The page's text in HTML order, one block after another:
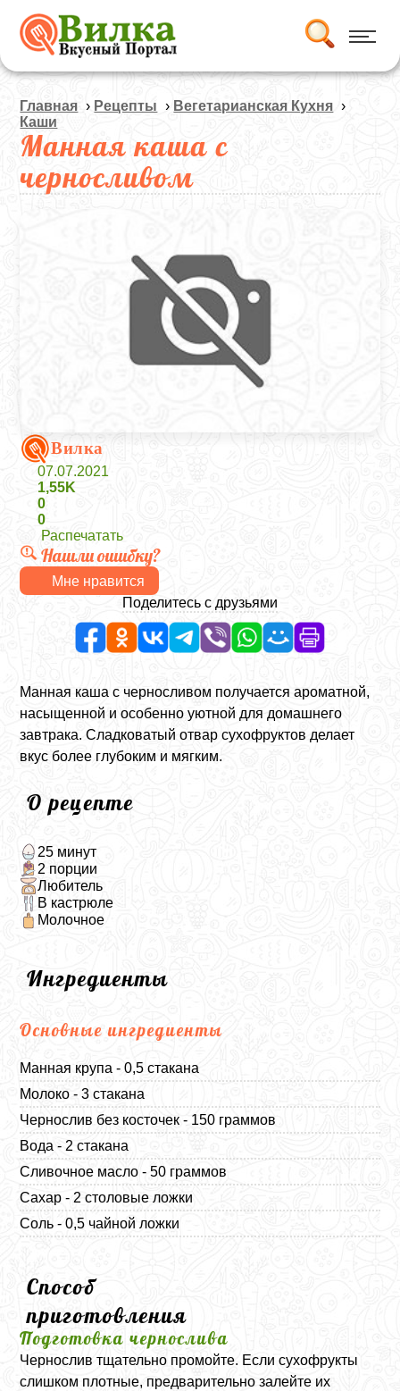
Главная › Рецепты › Вегетарианская Кухня ›
Каши
Манная каша с
черносливом
Вилка
07.07.2021
1,55K
0
0
Распечатать
Нашли ошибку?
Мне нравится
Поделитесь с друзьями
Манная каша с черносливом получается ароматной,
насыщенной и особенно уютной для домашнего
завтрака. Сладковатый отвар сухофруктов делает
вкус более глубоким и мягким.
О рецепте
25 минут
2 порции
Любитель
В кастрюле
Молочное
Ингредиенты
Основные ингредиенты
Манная крупа - 0,5 стакана
Молоко - 3 стакана
Чернослив без косточек - 150 граммов
Вода - 2 стакана
Сливочное масло - 50 граммов
Сахар - 2 столовые ложки
Соль - 0,5 чайной ложки
Способ
приготовления
Подготовка чернослива
Чернослив тщательно промойте. Если сухофрукты
слишком плотные, предварительно залейте их